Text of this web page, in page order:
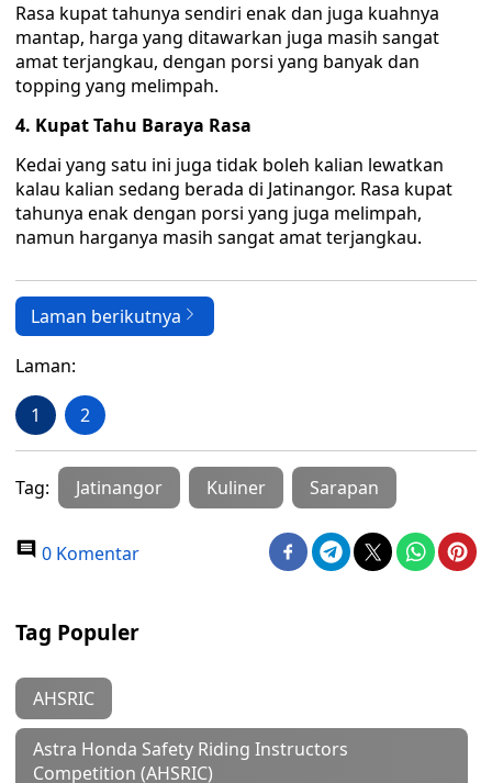
Rasa kupat tahunya sendiri enak dan juga kuahnya
mantap, harga yang ditawarkan juga masih sangat
amat terjangkau, dengan porsi yang banyak dan
topping yang melimpah.
4. Kupat Tahu Baraya Rasa
Kedai yang satu ini juga tidak boleh kalian lewatkan
kalau kalian sedang berada di Jatinangor. Rasa kupat
tahunya enak dengan porsi yang juga melimpah,
namun harganya masih sangat amat terjangkau.
Laman berikutnya
Laman:
1 2
Tag: Jatinangor Kuliner Sarapan
0 Komentar
Tag Populer
AHSRIC
Astra Honda Safety Riding Instructors
Competition (AHSRIC)